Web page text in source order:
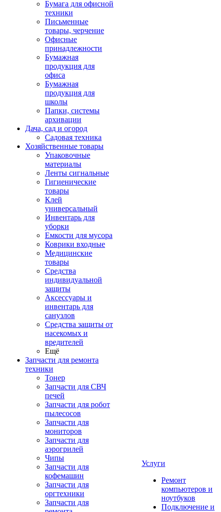
Бумага для офисной
техники
Письменные
товары, черчение
Офисные
принадлежности
Бумажная
продукция для
офиса
Бумажная
продукция для
школы
Папки, системы
архивации
Дача, сад и огород
Садовая техника
Хозяйственные товары
Упаковочные
материалы
Ленты сигнальные
Гигиенические
товары
Клей
универсальный
Инвентарь для
уборки
Емкости для мусора
Коврики входные
Медицинские
товары
Средства
индивидуальной
защиты
Аксессуары и
инвентарь для
санузлов
Средства защиты от
насекомых и
вредителей
Ещё
Запчасти для ремонта
техники
Тонер
Запчасти для СВЧ
печей
Запчасти для робот
пылесосов
Запчасти для
мониторов
Запчасти для
аэрогрилей
Чипы
Запчасти для
кофемашин
Запчасти для
оргтехники
Запчасти для
Услуги
Ремонт
компьютеров и
ноутбуков
Подключение и